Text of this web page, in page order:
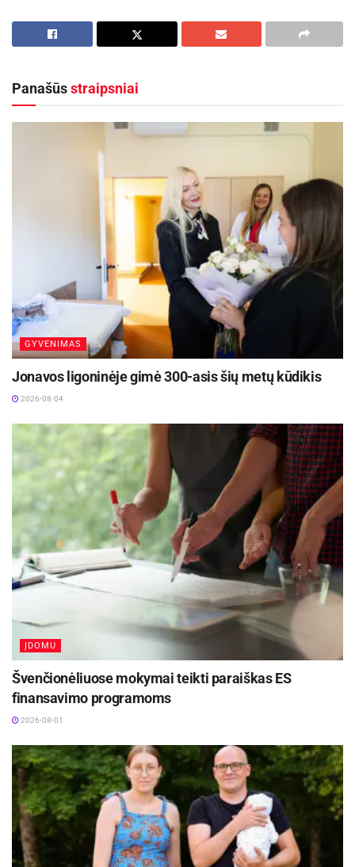
„Studentams būsto paieška dažnai
kurį jie priima savarankiškai. Todėl
pradžioje svarbiausias žingsnis – ne
realiai būsimas gyventojas gali skirti
būsto nuomai. Svarbu įtraukti ne tik
nuomos kainą, bet ir visus papildomus
mokesčius – šildymą, elektrą, internetą,
transportą, maistą. Pagal galimybes itin
svarbu reguliariai, kiekvieną mėnesį
atsidėti 10-20 proc. savo pajamų
taupymui. Jei po paskaičiavimo
biudžete tokios dalies nelieka,
pasirinktas variantas gali reikšti per
didelę finansinę naštą ir riziką vėluoti su
įmokomis ar pritrūkti lėšų
nenumatytiems atvejams“, – sako
„Artea“ banko finansų ekspertė dr. Dalia
Kolmatsui.
Pasak bendrovės „Capital“ nekilnojamojo turto
brokerio Manto Mikočiūno, šiuo metu Vilniuje
studentiško būsto kainos svyruoja nuo maždaug
350 eurų už senos statybos vieno kambario butą
iki 700–750 eurų už naujos statybos dviejų
kambarių butą su atskiru miegamuoju.
„Pastaruoju metu pastebime, kad
studentai vis rečiau linkę dalintis
gyvenamąja erdve su kitais. Šiandien jie
dažniausiai ieško atskiro būsto, kuriame
gyventų vieni ir turėtų savo nuosavą
erdvę poilsiui po studijų ar darbo. Todėl
rinkoje jau kurį laiką stebima tendencija,
kad vis mažiau studentų nuomojasi
variantus. Tai, žinoma, turi įtakos ir
kainų augimui“, – pastebi M.
Mikočiūnas.
Kainų pikas – liepą ir rugpjūtį
Pasak brokerio, ryškiausias nuomos kainų
Panašūsstraipsniai
GYVENIMAS
Jonavos ligoninėje gimė 300-asis šių metų kūdikis
2026-08-04
ĮDOMU
Švenčionėliuose mokymai teikti paraiškas ES
finansavimo programoms
2026-08-01